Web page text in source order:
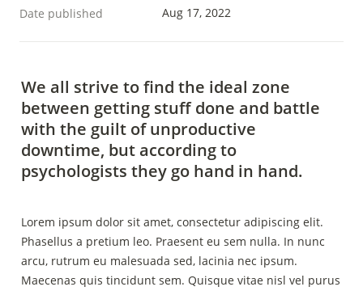
Date published
Aug 17, 2022
We all strive to find the ideal zone
between getting stuff done and battle
with the guilt of unproductive
downtime, but according to
psychologists they go hand in hand.
Lorem ipsum dolor sit amet, consectetur adipiscing elit.
Phasellus a pretium leo. Praesent eu sem nulla. In nunc
arcu, rutrum eu malesuada sed, lacinia nec ipsum.
Maecenas quis tincidunt sem. Quisque vitae nisl vel purus